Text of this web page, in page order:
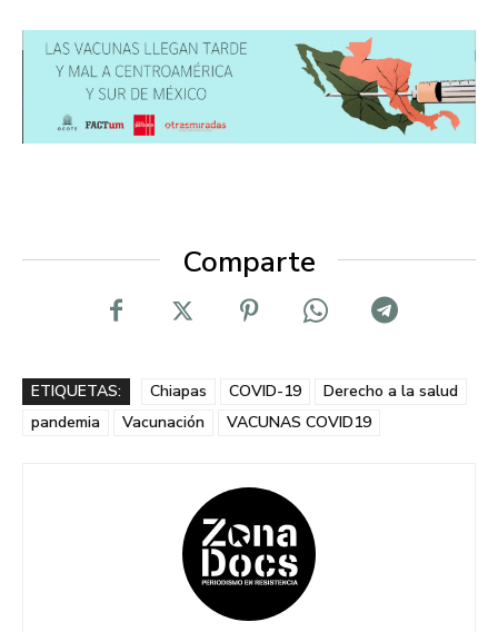
Comparte
ETIQUETAS: Chiapas COVID-19
Derecho a la salud
pandemia
Vacunación VACUNAS COVID19